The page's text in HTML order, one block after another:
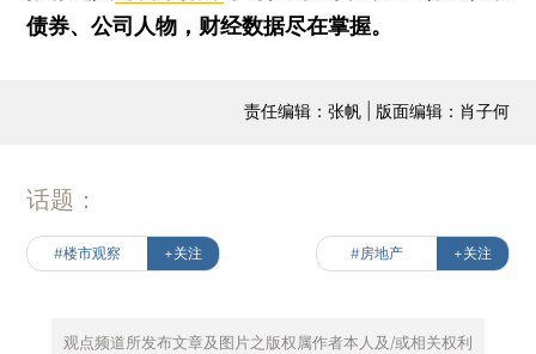
债券、公司人物，财经数据尽在掌握。
责任编辑：张帆 | 版面编辑：肖子何
话题：
#楼市观察 +关注 #房地产 +关注
观点频道所发布文章及图片之版权属作者本人及/或相关权利